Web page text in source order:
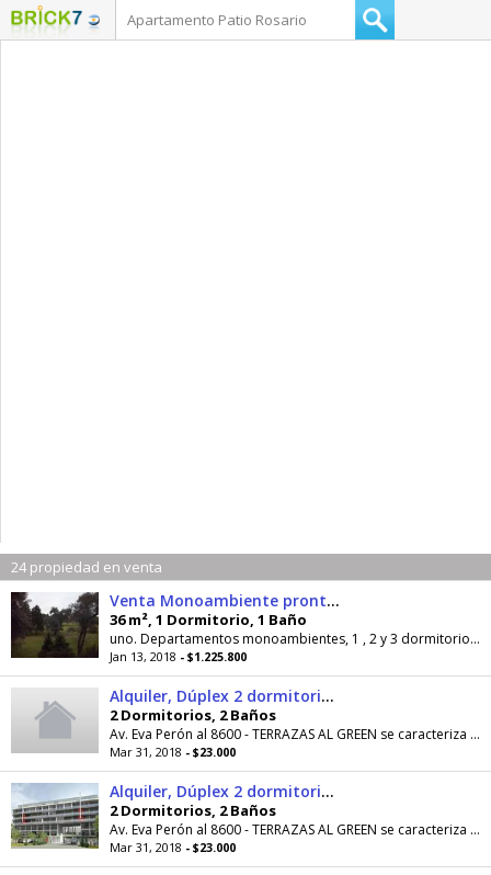
24 propiedad en venta
Venta Monoambiente pronta entrega Fisherton
36 m², 1 Dormitorio, 1 Baño
uno. Departamentos monoambientes, 1 , 2 y 3 dormitorios, duplex de 1 y 2 dormitorios con
Jan 13, 2018 - $1.225.800
Alquiler, Dúplex 2 dormitorio con patio y cochera, Fisherton
2 Dormitorios, 2 Baños
Av. Eva Perón al 8600 - TERRAZAS AL GREEN se caracteriza por su excelente ubicación, lindero al Jockey Club, con vistas al green; sobre ex calle...
Mar 31, 2018 - $23.000
Alquiler, Dúplex 2 dormitorio con patio y 2 cocheras, Fisherton
2 Dormitorios, 2 Baños
Av. Eva Perón al 8600 - TERRAZAS AL GREEN se caracteriza por su excelente ubicación, lindero al Jockey Club, con vistas al green; sobre ex calle...
Mar 31, 2018 - $23.000